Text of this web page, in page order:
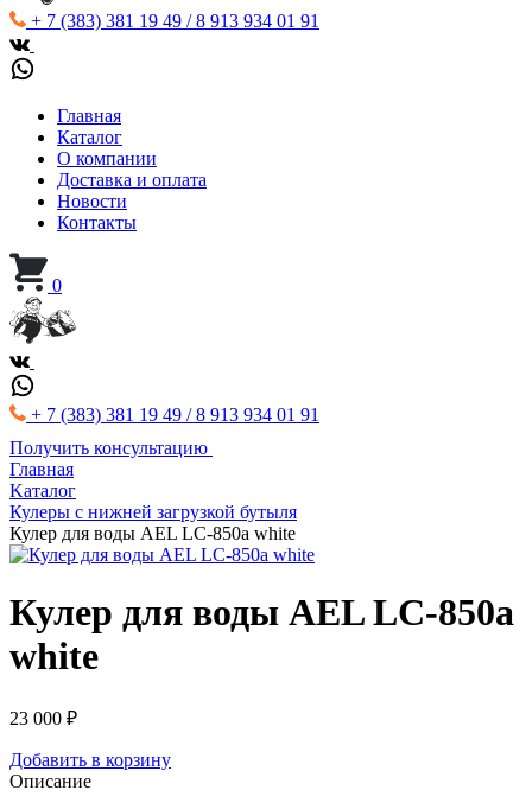
+ 7 (383) 381 19 49 / 8 913 934 01 91
Главная
Каталог
О компании
Доставка и оплата
Новости
Контакты
0
+ 7 (383) 381 19 49 / 8 913 934 01 91
Получить консультацию
Главная
Kаталог
Кулеры с нижней загрузкой бутыля
Кулер для воды AEL LC-850а white
Кулер для воды AEL LC-850а
white
23 000 ₽
Добавить в корзину
Описание